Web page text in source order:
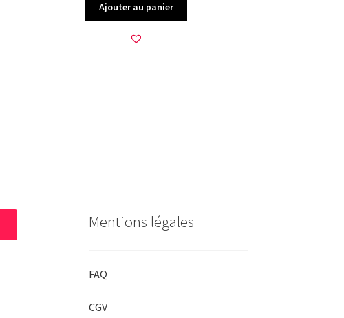
Ajouter au panier
Mentions légales
FAQ
CGV